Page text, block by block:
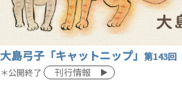
大島弓子「キャットニップ」 第143回
＊公開終了 刊行情報